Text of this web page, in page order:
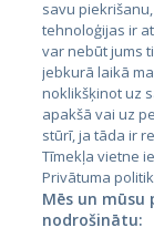
Литва
City24.lv
savu
tehnoloģijas ir
var nebūt jums
jebkurā laikā
noklikšķinot uz
apakšā vai uz
stūrī, ja tāda ir
Tīmekļa vietne
Privātuma
Mēs un
nodrošinātu: